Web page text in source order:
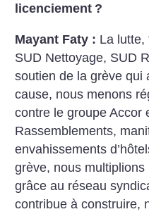
licenciement ?
Mayant Faty : La lutte,
SUD Nettoyage, SUD
soutien de la grève qui
cause, nous menons
contre le groupe Accor
Rassemblements,
envahissements
grève, nous
grâce au réseau
contribue à construire,